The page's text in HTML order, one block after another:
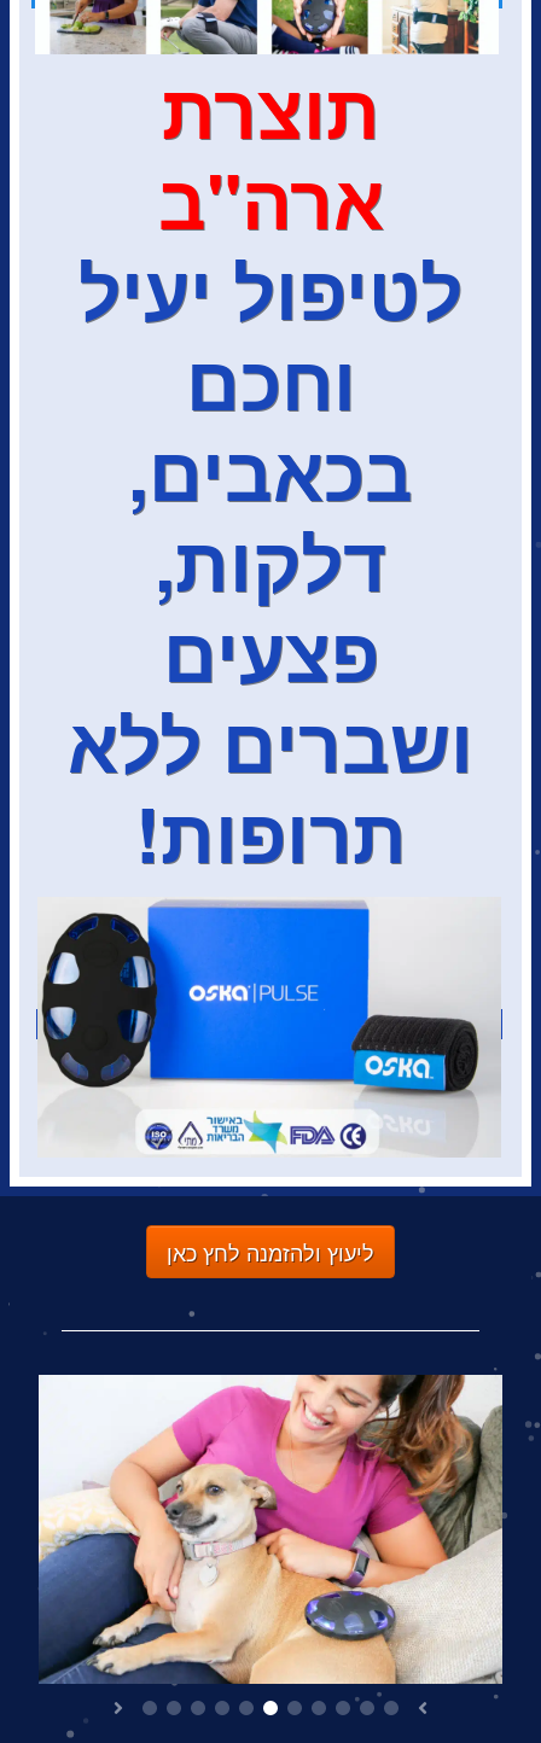
תוצרת
ארה"ב
לטיפול יעיל
וחכם
בכאבים,
דלקות,
פצעים
ושברים ללא
תרופות!
ליעוץ ולהזמנה לחץ כאן